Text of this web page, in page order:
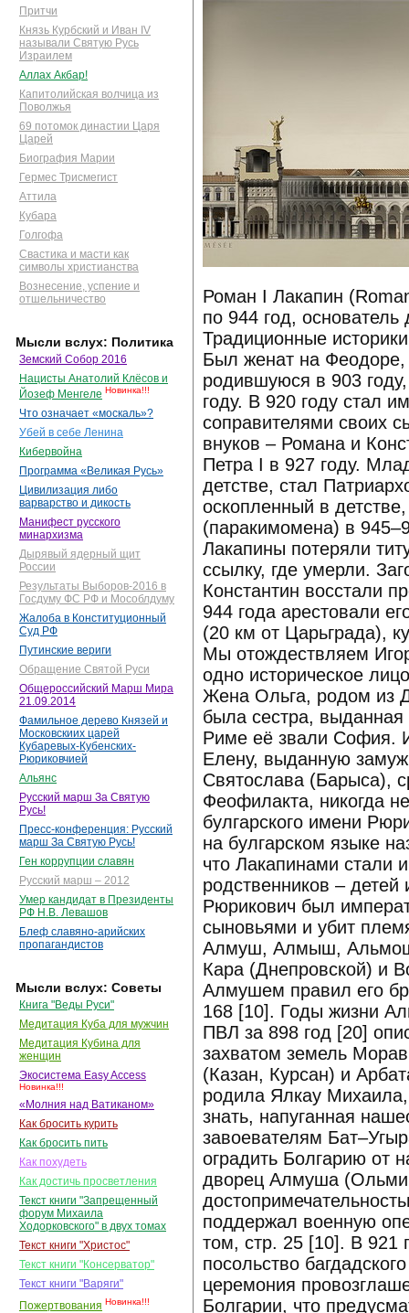
Притчи
Князь Курбский и Иван IV
называли Святую Русь
Израилем
Аллах Акбар!
Капитолийская волчица из
Поволжья
69 потомок династии Царя
Царей
Биография Марии
Гермес Трисмегист
Аттила
Кубара
Голгофа
Свастика и масти как
символы христианства
Вознесение, успение и
отшельничество
Мысли вслух: Политика
Земский Собор 2016
Нацисты Анатолий Клёсов и
Йозеф Менгеле Новинка!!!
Что означает «москаль»?
Убей в себе Ленина
Кибервойна
Программа «Великая Русь»
Цивилизация либо
варварство и дикость
Манифест русского
минархизма
Дырявый ядерный щит
России
Результаты Выборов-2016 в
Госдуму ФС РФ и Мособлдуму
Жалоба в Конституционный
Суд РФ
Путинские вериги
Обращение Святой Руси
Общероссийский Марш Мира
21.09.2014
Фамильное дерево Князей и
Московскиих царей
Кубаревых-Кубенских-
Рюриковчией
Альянс
Русский марш За Святую
Русь!
Пресс-конференция: Русский
марш За Святую Русь!
Ген коррупции славян
Русский марш – 2012
Умер кандидат в Президенты
РФ Н.В. Левашов
Блеф славяно-арийских
пропагандистов
Мысли вслух: Советы
Книга "Веды Руси"
Медитация Куба для мужчин
Медитация Кубина для
женщин
Экосистема Easy Access
Новинка!!!
«Молния над Ватиканом»
Как бросить курить
Как бросить пить
Как похудеть
Как достичь просветления
Текст книги "Запрещенный
форум Михаила
Ходорковского" в двух томах
Текст книги "Христос"
Текст книги "Консерватор"
Текст книги "Варяги"
Пожертвования Новинка!!!
Роман I Лакапин
по 944 год,
Традиционные
Был женат на Феодоре,
родившуюся в 903
году. В 920 году стал
соправителями своих
внуков – Романа и
Петра I в 927 году.
детстве, стал
оскопленный в
(паракимомена) в
Лакапины потеряли
ссылку, где умерли.
Константин восстали
944 года арестовали
(20 км от Царьграда),
Мы отождествляем
одно историческое
Жена Ольга, родом из
была сестра,
Риме её звали София.
Елену, выданную замуж
Святослава (Барыса),
Феофилакта, никогда
булгарского имени
на булгарском языке
что Лакапинами стали
родственников –
Рюрикович был
сыновьями и убит
Алмуш, Алмыш, Альмош
Кара (Днепровской) и
Алмушем правил его
168 [10]. Годы жизни
ПВЛ за 898 год [20]
захватом земель
(Казан, Курсан) и
родила Ялкау
знать, напуганная
завоевателям
оградить Болгарию от
дворец Алмуша
поддержал военную
том, стр. 25 [10]. В 921
посольство
церемония
Болгарии, что